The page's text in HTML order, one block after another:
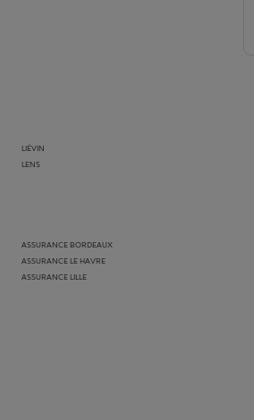
LIÉVIN
LENS
ASSURANCE BORDEAUX
ASSURANCE LE HAVRE
ASSURANCE LILLE